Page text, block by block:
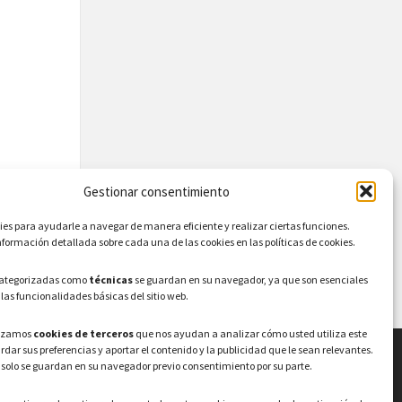
Gestionar consentimiento
para ayudarle a navegar de manera eficiente y realizar ciertas funciones.
detallada sobre cada una de las cookies en las políticas de cookies.
como técnicas se guardan en su navegador, ya que son esenciales
funcionalidades básicas del sitio web.
cookies de terceros que nos ayudan a analizar cómo usted utiliza este
sus preferencias y aportar el contenido y la publicidad que le sean relevantes.
solo se guardan en su navegador previo consentimiento por su parte.